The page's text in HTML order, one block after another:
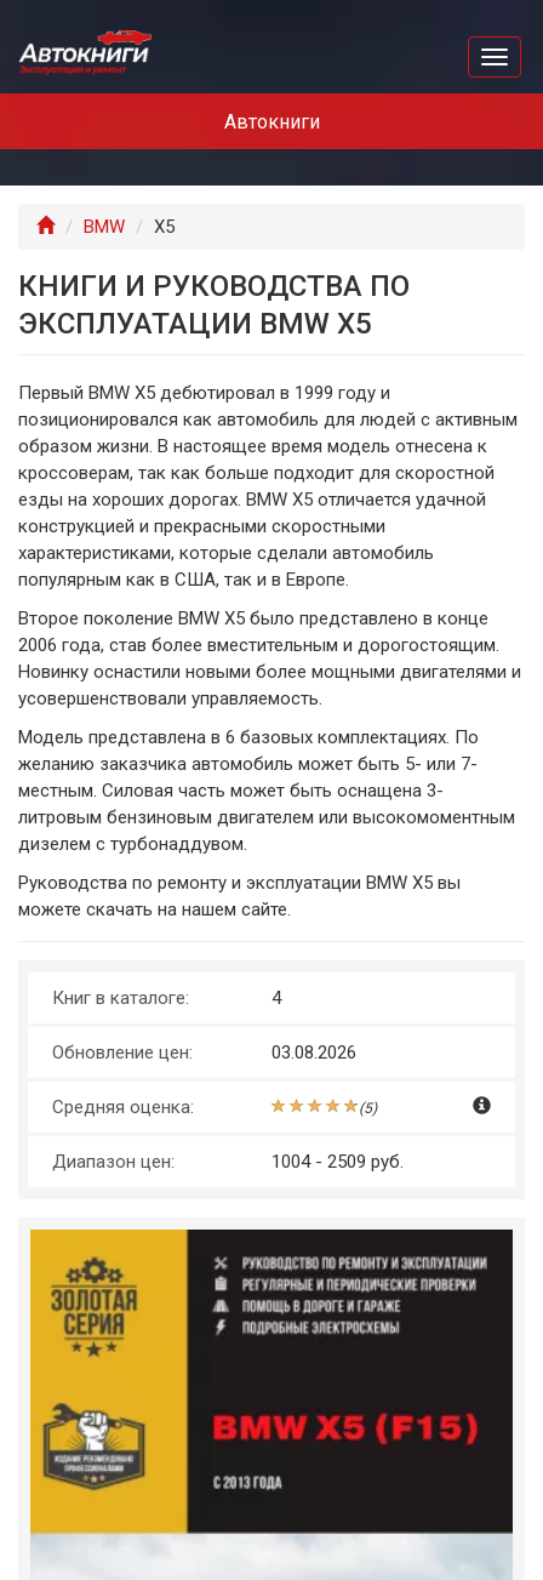
Автокниги
Главная
BMW X5
КНИГИ И РУКОВОДСТВА ПО
ЭКСПЛУАТАЦИИ BMW X5
Первый BMW X5 дебютировал в 1999 году и
позиционировался как автомобиль для людей с активным
образом жизни. В настоящее время модель отнесена к
кроссоверам, так как больше подходит для скоростной
езды на хороших дорогах. BMW X5 отличается удачной
конструкцией и прекрасными скоростными
характеристиками, которые сделали автомобиль
популярным как в США, так и в Европе.
Второе поколение BMW X5 было представлено в конце
2006 года, став более вместительным и дорогостоящим.
Новинку оснастили новыми более мощными двигателями и
усовершенствовали управляемость.
Модель представлена в 6 базовых комплектациях. По
желанию заказчика автомобиль может быть 5- или 7-
местным. Силовая часть может быть оснащена 3-
литровым бензиновым двигателем или высокомоментным
дизелем с турбонаддувом.
Руководства по ремонту и эксплуатации BMW X5 вы
можете скачать на нашем сайте.
Книг в каталоге: 4
Обновление цен: 03.08.2026
Средняя оценка: (5)
Диапазон цен: 1004 - 2509 руб.